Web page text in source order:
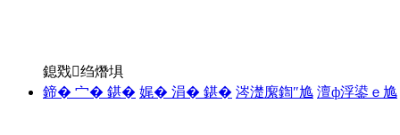
鎴戣绉熸埧
鍗� 宀� 鍖� 娓� 涓� 鍖� 涔濋緳鍧″尯 澶ф浮鍙ｅ尯